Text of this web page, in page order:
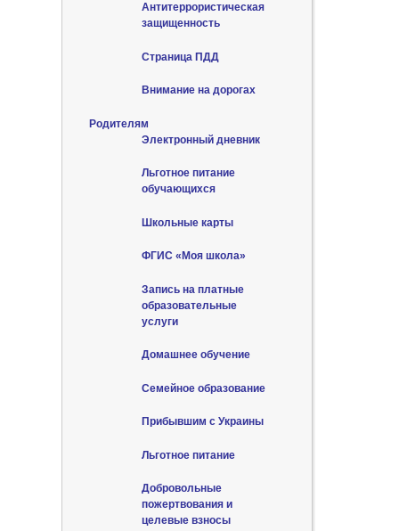
Антитеррористическая
защищенность
Страница ПДД
Внимание на дорогах
Родителям
Электронный дневник
Льготное питание
обучающихся
Школьные карты
ФГИС «Моя школа»
Запись на платные
образовательные
услуги
Домашнее обучение
Семейное образование
Прибывшим с Украины
Льготное питание
Добровольные
пожертвования и
целевые взносы